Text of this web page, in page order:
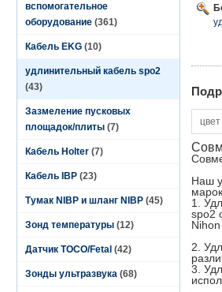
вспомогательное
оборудование (361)
Кабель EKG (10)
удлинительный кабель spo2
(43)
Зазмеление пусковых
площадок/плиты (7)
Кабель Holter (7)
Кабель IBP (23)
Тумак NIBP и шланг NIBP (45)
Зонд температуры (12)
Датчик TOCO/Fetal (42)
Зонды ультразвука (68)
Наш
1.
spo2
2.
3.